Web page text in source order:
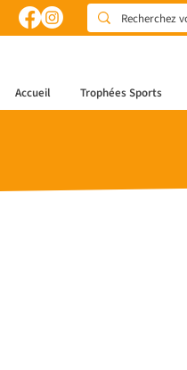
Accueil Trophées Sports